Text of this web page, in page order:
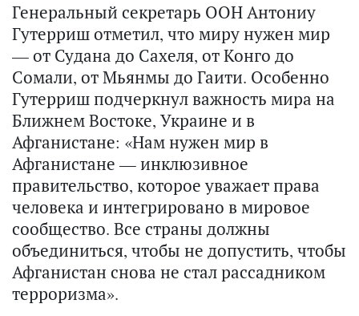
Генеральный секретарь ООН Антониу
Гутерриш отметил, что миру нужен мир
— от Судана до Сахеля, от Конго до
Сомали, от Мьянмы до Гаити. Особенно
Гутерриш подчеркнул важность мира на
Ближнем Востоке, Украине и в
Афганистане: «Нам нужен мир в
Афганистане — инклюзивное
правительство, которое уважает права
человека и интегрировано в мировое
сообщество. Все страны должны
объединиться, чтобы не допустить, чтобы
Афганистан снова не стал рассадником
терроризма».